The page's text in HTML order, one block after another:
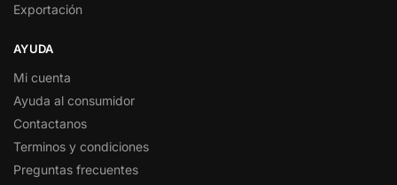
Exportación
AYUDA
Mi cuenta
Ayuda al consumidor
Contactanos
Terminos y condiciones
Preguntas frecuentes